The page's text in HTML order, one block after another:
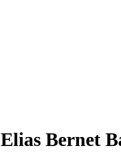
Elias Bernet